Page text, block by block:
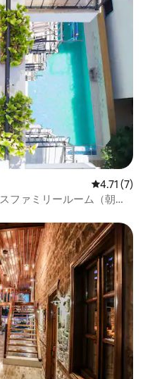
レビュー7
4.71 (7)
ファミリールーム（朝食